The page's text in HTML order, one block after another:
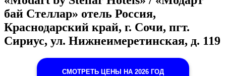
бай Стеллар» отель Россия,
Краснодарский край, г. Сочи, пгт.
Сириус, ул. Нижнеимеретинская, д. 119
СМОТРЕТЬ ЦЕНЫ НА 2026 ГОД